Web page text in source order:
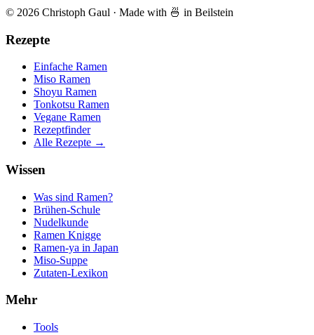
© 2026 Christoph Gaul · Made with 🍜 in Beilstein
Rezepte
Einfache Ramen
Miso Ramen
Shoyu Ramen
Tonkotsu Ramen
Vegane Ramen
Rezeptfinder
Alle Rezepte →
Wissen
Was sind Ramen?
Brühen-Schule
Nudelkunde
Ramen Knigge
Ramen-ya in Japan
Miso-Suppe
Zutaten-Lexikon
Mehr
Tools